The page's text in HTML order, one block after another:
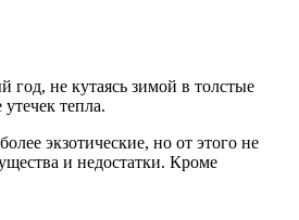
не кутаясь зимой в толстые
тепла.
экзотические, но от этого не
и недостатки. Кроме